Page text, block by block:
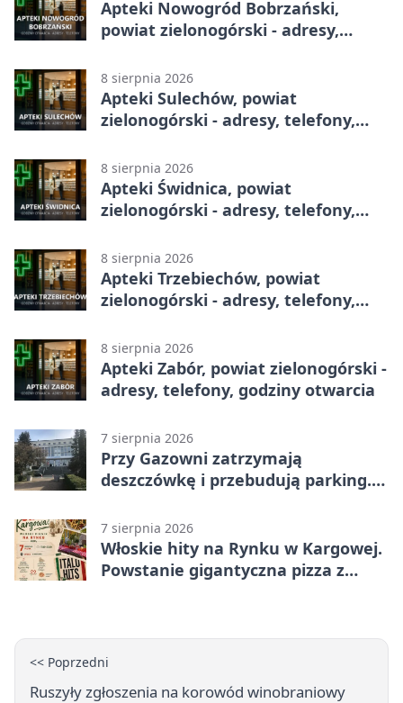
Apteki Nowogród Bobrzański,
powiat zielonogórski - adresy,
8 sierpnia 2026
Apteki Sulechów, powiat
zielonogórski - adresy, telefony,
8 sierpnia 2026
Apteki Świdnica, powiat
zielonogórski - adresy, telefony,
8 sierpnia 2026
Apteki Trzebiechów, powiat
zielonogórski - adresy, telefony,
8 sierpnia 2026
Apteki Zabór, powiat zielonogórski -
adresy, telefony, godziny otwarcia
7 sierpnia 2026
Przy Gazowni zatrzymają
deszczówkę i przebudują parking.
7 sierpnia 2026
Włoskie hity na Rynku w Kargowej.
Powstanie gigantyczna pizza z
<< Poprzedni
Ruszyły zgłoszenia na korowód winobraniowy